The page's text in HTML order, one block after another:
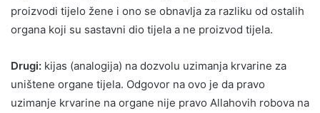
proizvodi tijelo žene i ono se obnavlja za razliku od ostalih
organa koji su sastavni dio tijela a ne proizvod tijela.
Drugi: kijas (analogija) na dozvolu uzimanja krvarine za
uništene organe tijela. Odgovor na ovo je da pravo
uzimanje krvarine na organe nije pravo Allahovih robova na